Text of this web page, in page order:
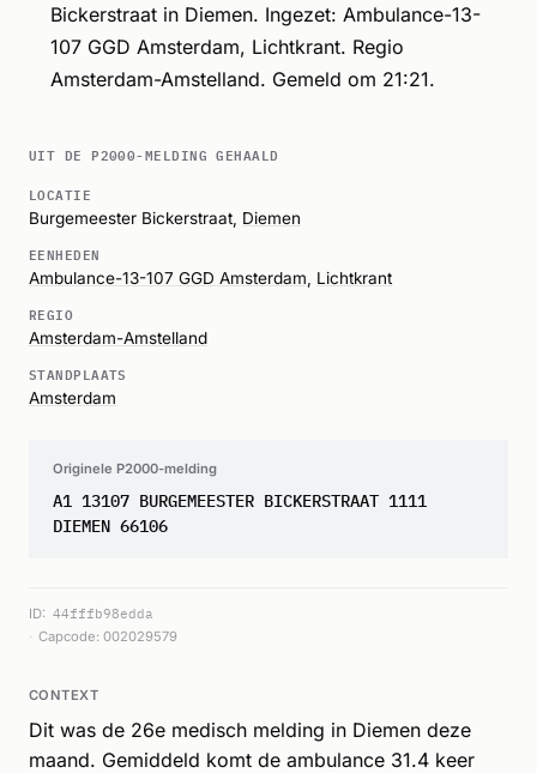
Bickerstraat in Diemen. Ingezet: Ambulance-13-
107 GGD Amsterdam, Lichtkrant. Regio
Amsterdam-Amstelland. Gemeld om 21:21.
UIT DE P2000-MELDING GEHAALD
LOCATIE
Burgemeester Bickerstraat, Diemen
EENHEDEN
Ambulance-13-107 GGD Amsterdam Lichtkrant
REGIO
Amsterdam-Amstelland
STANDPLAATS
Amsterdam
Originele P2000-melding
A1 13107 BURGEMEESTER BICKERSTRAAT 1111
DIEMEN 66106
ID: 44fffb98edda
Capcode: 002029579
CONTEXT
Dit was de 26e medisch melding in Diemen deze
maand. Gemiddeld komt de ambulance 31.4 keer